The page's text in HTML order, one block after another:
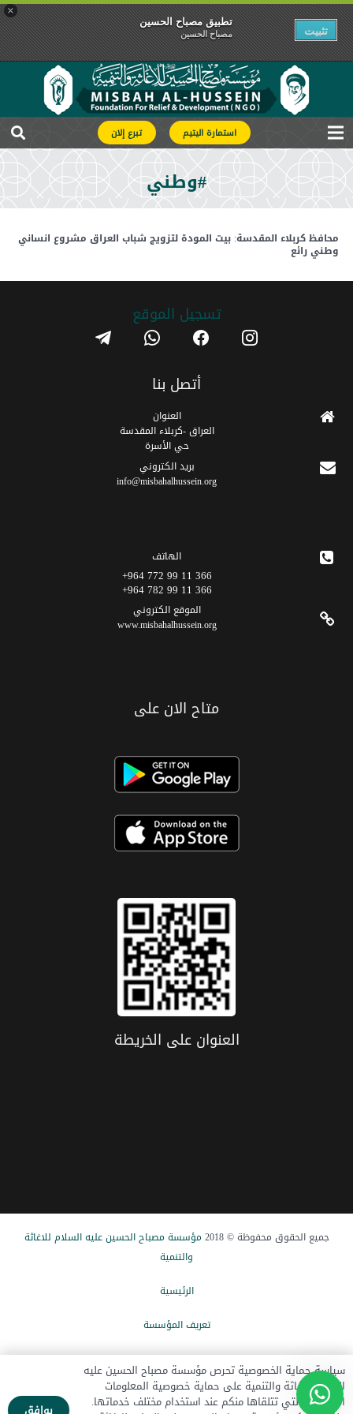
×
تطبیق مصباح الحسین
مصباح الحسین تثبیت
استمارة اليتيم تبرع إلان
#وطني
محافظ كربلاء المقدسة: بيت المودة لتزويج شباب العراق مشروع انساني
وطني رائع
تسجیل الموقع instagram
facebook
whatsapp
telegram
أتصل بنا
العنوان
العراق -كربلاء المقدسة
حي الأسرة
برید الکتروني
info@misbahalhussein.org
الهاتف
366 11 99 772 964+
366 11 99 782 964+
الموقع الکتروني
www.misbahalhussein.org
متاح الان على
العنوان علی الخریطة
جميع الحقوق محفوظة © 2018
مؤسسة مصباح الحسین علیه السلام للاغاثة
والتنمیة
الرئيسیة
تعریف المؤسسة
الاخبار
تبرع الآن
سياسة حماية الخصوصية تحرص مؤسسة مصباح الحسين عليه
السلام للإغاثة والتنمية على حماية خصوصية المعلومات
الشخصية التي تتلقاها منكم عند استخدام مختلف خدماتها.
يوافق